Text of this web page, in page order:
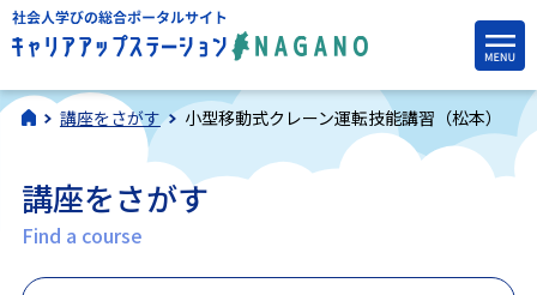
講座をさがす 小型移動式クレーン運転技能講習（松本）
講座をさがす
Find a course